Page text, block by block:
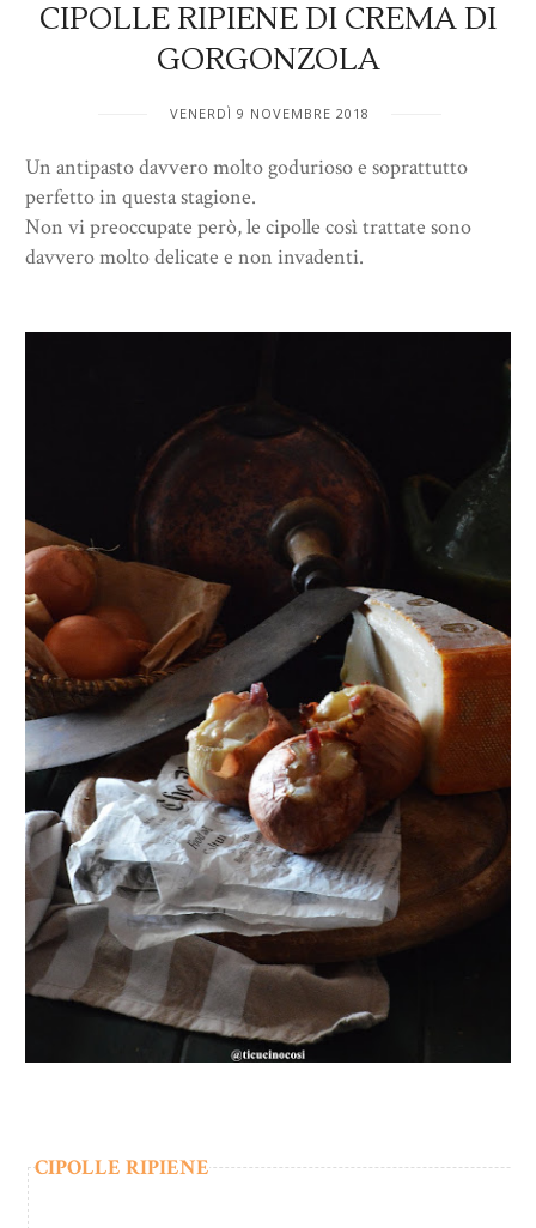
CIPOLLE RIPIENE DI CREMA DI
GORGONZOLA
VENERDÌ 9 NOVEMBRE 2018
Un antipasto davvero molto godurioso e soprattutto
perfetto in questa stagione.
Non vi preoccupate però, le cipolle così trattate sono
davvero molto delicate e non invadenti.
CIPOLLE RIPIENE